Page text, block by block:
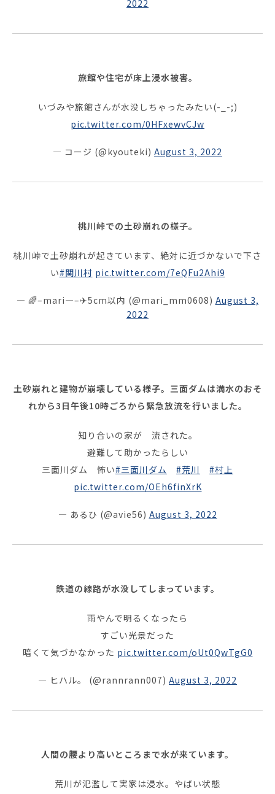
2022
旅館や住宅が床上浸水被害。
いづみや旅館さんが水没しちゃったみたい(-_-;)
pic.twitter.com/0HFxewvCJw
— コージ (@kyouteki) August 3, 2022
桃川峠での土砂崩れの様子。
桃川峠で土砂崩れが起きています、絶対に近づかないで下さ
い#関川村 pic.twitter.com/7eQFu2Ahi9
— 🌈–mari—–✈︎5cm以内 (@mari_mm0608) August 3,
2022
土砂崩れと建物が崩壊している様子。三面ダムは満水のおそ
れから3日午後10時ごろから緊急放流を行いました。
知り合いの家が 流された。
避難して助かったらしい
三面川ダム 怖い#三面川ダム #荒川
#村上
pic.twitter.com/OEh6finXrK
— あるひ (@avie56) August 3, 2022
鉄道の線路が水没してしまっています。
雨やんで明るくなったら
すごい光景だった
暗くて気づかなかった pic.twitter.com/oUt0QwTgG0
— ヒハル。 (@rannrann007) August 3, 2022
人間の腰より高いところまで水が来ています。
荒川が氾濫して実家は浸水。やばい状態